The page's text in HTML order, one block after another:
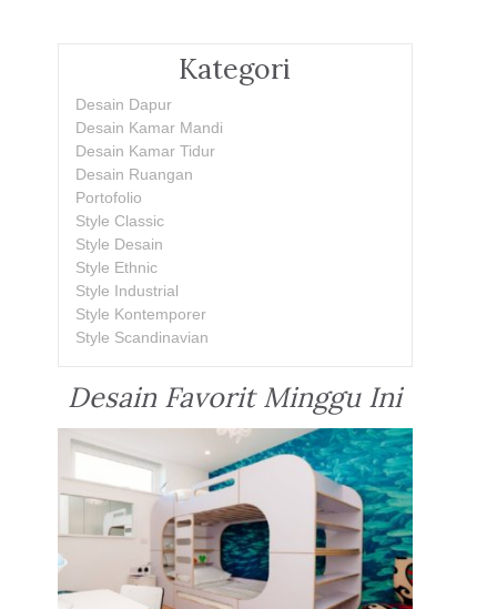
Kategori
Desain Dapur
Desain Kamar Mandi
Desain Kamar Tidur
Desain Ruangan
Portofolio
Style Classic
Style Desain
Style Ethnic
Style Industrial
Style Kontemporer
Style Scandinavian
Desain Favorit Minggu Ini